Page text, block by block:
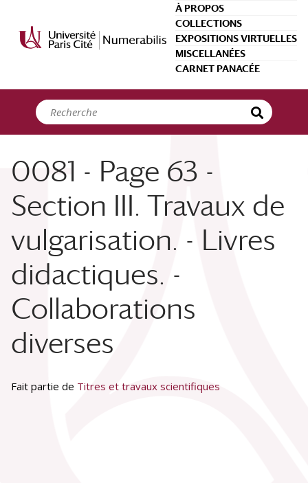
À PROPOS
COLLECTIONS
EXPOSITIONS VIRTUELLES
MISCELLANÉES
CARNET PANACÉE
0081 - Page 63 -
Section III. Travaux de
vulgarisation. - Livres
didactiques. -
Collaborations
diverses
Fait partie de Titres et travaux scientifiques